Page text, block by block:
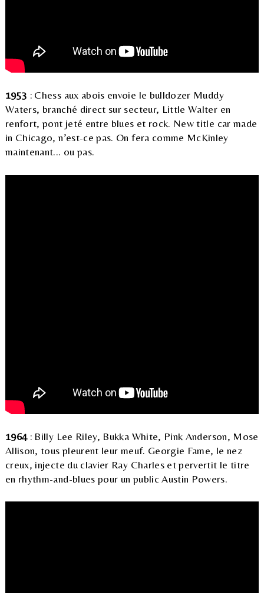
1953 : Chess aux abois envoie le bulldozer Muddy
Waters, branché direct sur secteur, Little Walter en
renfort, pont jeté entre blues et rock. New title car made
in Chicago, n’est-ce pas. On fera comme McKinley
maintenant... ou pas.
1964: Billy Lee Riley, Bukka White, Pink Anderson, Mose
Allison, tous pleurent leur meuf. Georgie Fame, le nez
creux, injecte du clavier Ray Charles et pervertit le titre
en rhythm-and-blues pour un public Austin Powers.